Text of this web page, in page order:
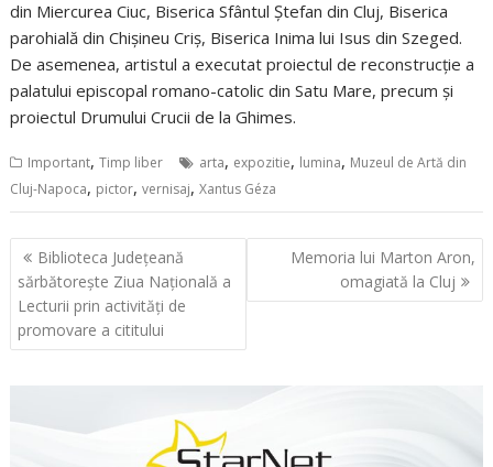
din Miercurea Ciuc, Biserica Sfântul Ștefan din Cluj, Biserica
parohială din Chișineu Criș, Biserica Inima lui Isus din Szeged.
De asemenea, artistul a executat proiectul de reconstrucție a
palatului episcopal romano-catolic din Satu Mare, precum și
proiectul Drumului Crucii de la Ghimes.
Important,Timp liber arta, expozitie, lumina, Muzeul de Artă din
Cluj-Napoca, pictor,vernisaj,Xantus Géza
Navigare
în
articole
Biblioteca Județeană
sărbătorește Ziua Națională a
Lecturii prin activități de
promovare a cititului
Memoria lui Marton Aron,
omagiată la Cluj